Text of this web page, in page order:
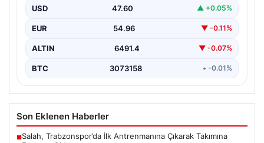
USD 47.60 ▲ +0.05%
EUR 54.96 ▼ -0.11%
ALTIN 6491.4 ▼ -0.07%
BTC 3073158 • -0.01%
Son Eklenen Haberler
■Salah, Trabzonspor’da İlk Antrenmanına Çıkarak Takımına